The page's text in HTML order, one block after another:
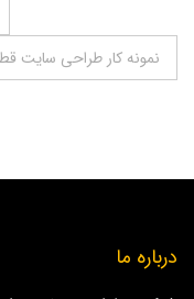
نوشته
نمونه کار طراحی سایت
درباره ما